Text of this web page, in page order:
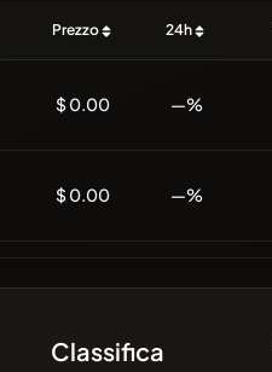
Prezzo 24h
$ 0.00 —%
$ 0.00 —%
Classifica